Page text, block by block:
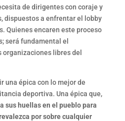
de dirigentes con coraje y
dispuestos a enfrentar el lobby
Quienes encaren este proceso
será fundamental el
libres del
una épica con lo mejor de
deportiva. Una épica que,
sus huellas en el pueblo para
por sobre cualquier